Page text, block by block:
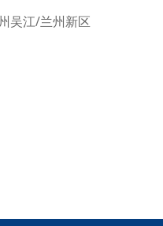
吴江/兰州新区